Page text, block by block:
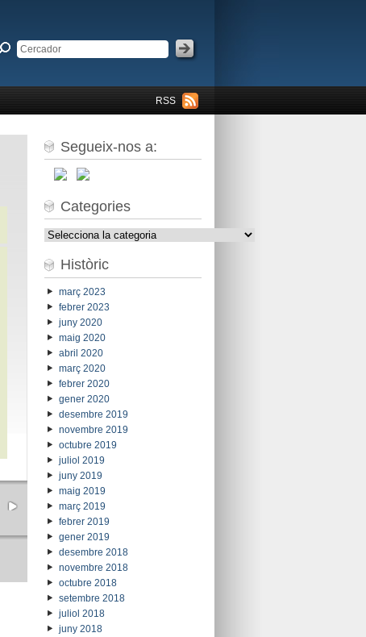
RSS
Segueix-nos a:
Categories
Categories
Històric
març 2023
febrer 2023
juny 2020
maig 2020
abril 2020
març 2020
febrer 2020
gener 2020
desembre 2019
novembre 2019
octubre 2019
juliol 2019
juny 2019
maig 2019
març 2019
febrer 2019
gener 2019
desembre 2018
novembre 2018
octubre 2018
setembre 2018
juliol 2018
juny 2018